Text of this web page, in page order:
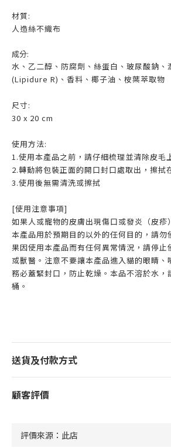
材質:
人造絲不織布
成分:
水、乙二醇、防腐劑、絲蛋白、玻尿酸鈉、
(Lipidure R)、香料、椰子油、桉葉萃取物
尺寸:
30 x 20 cm
使用方法:
1.使用本產品之前，請仔細梳理並清除皮毛
2.轉動將包裝正面的開口封口處取出，擦拭
3.使用後無需清洗或擦拭
[使用注意事項]
如果人或寵物的皮膚出現傷口或發炎（皮疹
本產品用於預期目的以外的任何目的，請勿
果因使用本產品而有任何異常情況，請停止
或獸醫。注意不要讓本產品進入貓的眼睛、
務必蓋緊封口，防止乾燥。本品不溶於水，
桶。
送貨及付款方式
顧客評價